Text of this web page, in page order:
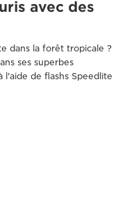
avec des
dans la forêt tropicale ?
ses superbes
l'aide de flashs Speedlite